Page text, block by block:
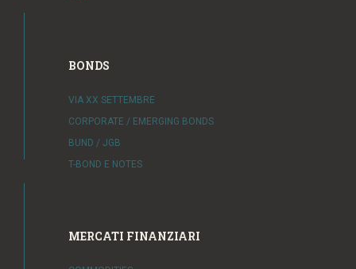
BONDS
VIA XX SETTEMBRE
CORPORATE / EMERGING BONDS
BUND / JGB
T-BOND E NOTES
MERCATI FINANZIARI